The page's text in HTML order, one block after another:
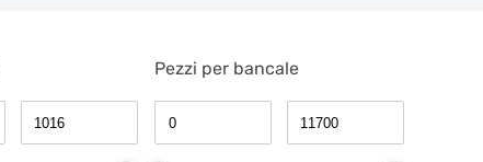
Pezzi per bancale